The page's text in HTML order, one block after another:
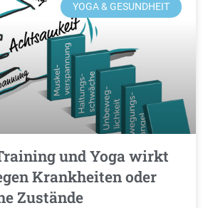
YOGA & GESUNDHEIT
und Yoga wirkt
Krankheiten oder
Zustände